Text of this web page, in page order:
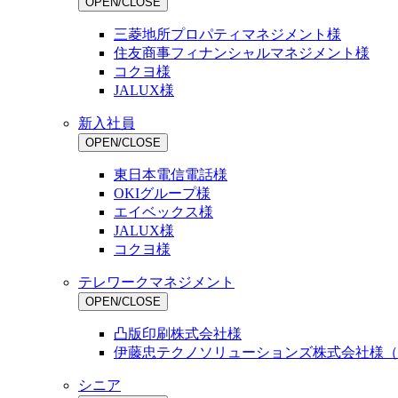
三菱地所プロパティマネジメント様
住友商事フィナンシャルマネジメント様
コクヨ様
JALUX様
新入社員
OPEN/CLOSE
東日本電信電話様
OKIグループ様
エイベックス様
JALUX様
コクヨ様
テレワークマネジメント
OPEN/CLOSE
凸版印刷株式会社様
伊藤忠テクノソリューションズ株式会社様
シニア